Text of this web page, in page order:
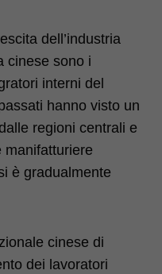
dell’industria
cinese sono i
interni del
hanno visto un
regioni centrali e
manifatturiere
è gradualmente
cinese di
dei lavoratori